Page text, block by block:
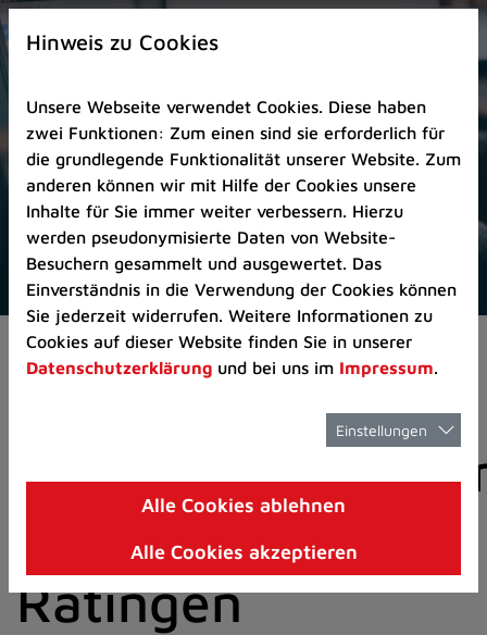
Zur
Startseite
Zum
Seitenanfang
springen
(Schnelltaste
A)
Zur
Navigation/Menü
springen
(Schnelltaste
M)
Zur
8)
I)
Aktuelles Pressemitteilungen
der Stadt
Ratingen
Hinweis zu Cookies
Unsere Webseite verwendet Cookies. Diese haben
zwei Funktionen: Zum einen sind sie erforderlich für
die grundlegende Funktionalität unserer Website. Zum
anderen können wir mit Hilfe der Cookies unsere
Inhalte für Sie immer weiter verbessern. Hierzu
werden pseudonymisierte Daten von Website-
Besuchern gesammelt und ausgewertet. Das
Einverständnis in die Verwendung der Cookies können
Sie jederzeit widerrufen. Weitere Informationen zu
Cookies auf dieser Website finden Sie in unserer
Datenschutzerklärung und bei uns im Impressum.
Einstellungen
Alle Cookies ablehnen
Alle Cookies akzeptieren